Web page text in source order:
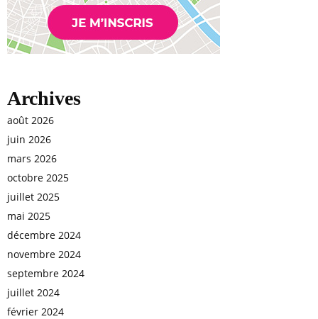
Archives
août 2026
juin 2026
mars 2026
octobre 2025
juillet 2025
mai 2025
décembre 2024
novembre 2024
septembre 2024
juillet 2024
février 2024